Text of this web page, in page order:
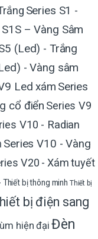
Series S1 -
– Vàng Sâm
(Led) - Trắng
- Vàng sâm
Led xám Series
cổ điển Series V9
V10 - Radian
Series V10 - Vàng
V20 - Xám tuyết
bị thông minh Thiết bị
bị điện sang
hiện đại Đèn